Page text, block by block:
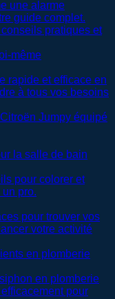
même
Jumpy équipé
la salle de bain
pour colorer et
pro.
en plomberie